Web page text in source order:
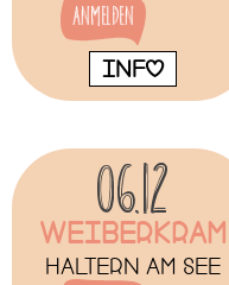
Anmelden
INFO
06.12
Weiberkram
Haltern am See